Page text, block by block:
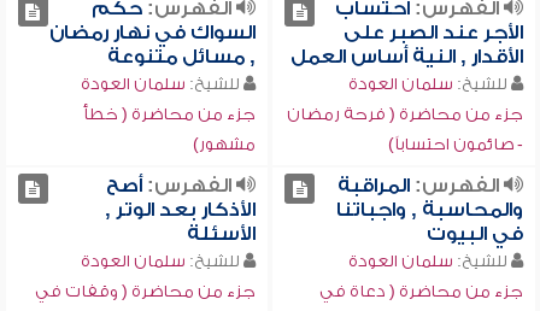
الفهرس:احتساب
الأجر عند الصبر على
الأقدار , النية أساس العمل
للشيخ: سلمان العودة
جزء من محاضرة ( فرحة رمضان
- صائمون احتساباً)
الفهرس:حكم
السواك في نهار رمضان
, مسائل متنوعة
للشيخ: سلمان العودة
جزء من محاضرة ( خطأ
مشهور)
الفهرس:المراقبة
والمحاسبة , واجباتنا
في البيوت
للشيخ: سلمان العودة
جزء من محاضرة ( دعاة في
الفهرس:أصح
الأذكار بعد الوتر ,
الأسئلة
للشيخ: سلمان العودة
جزء من محاضرة ( وقفات في